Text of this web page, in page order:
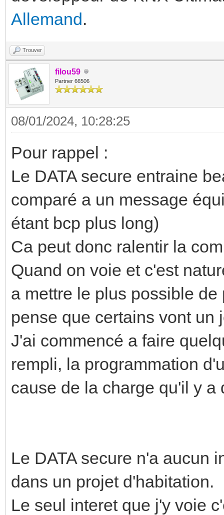
Allemand.
Trouver
filou59
Partner 66506
08/01/2024, 10:28:25
Pour rappel :
Le DATA secure entraine
comparé a un message
étant bcp plus long)
Ca peut donc ralentir la
Quand on voie et c'est
a mettre le plus possible
pense que certains vont un
J'ai commencé a faire
rempli, la programmation
cause de la charge qu'il y a
Le DATA secure n'a aucun
dans un projet d'habitation.
Le seul interet que j'y voie